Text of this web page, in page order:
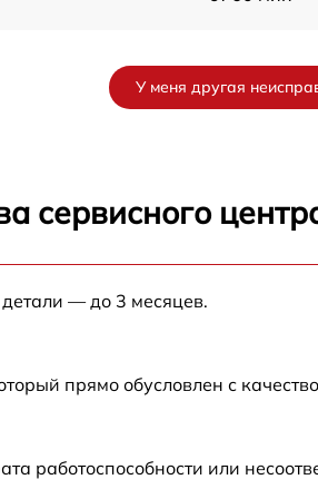
У меня другая
сервисного
— до 3 месяцев.
прямо обусловлен с
работоспособности или